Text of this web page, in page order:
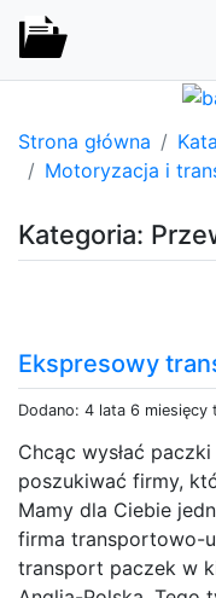
Strona główna
Motoryzacja i
Kategoria:
Ekspresowy
Dodano: 4 lata 6 miesięcy
Chcąc wysłać
poszukiwać firmy,
Mamy dla Ciebie
firma transportowo-
transport paczek w